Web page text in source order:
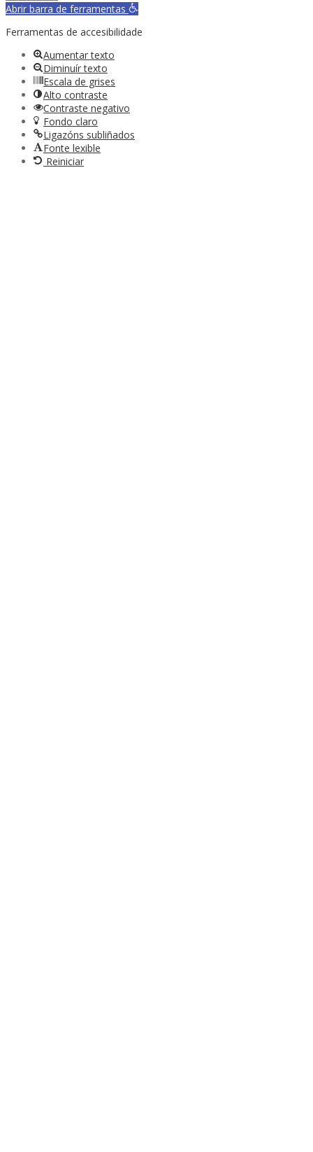
Abrir barra de ferramentas
Ferramentas de accesibilidade
Aumentar texto
Diminuír texto
Escala de grises
Alto contraste
Contraste negativo
Fondo claro
Ligazóns subliñados
Fonte lexible
Reiniciar